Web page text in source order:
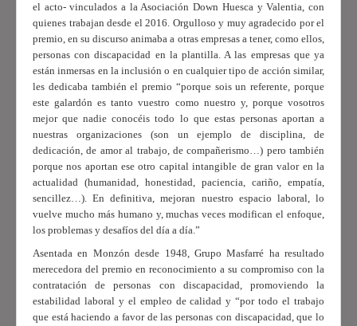
Ver más
el acto- vinculados a la Asociación Down Huesca y Valentia, con
quienes trabajan desde el 2016. Orgulloso y muy agradecido por el
premio, en su discurso animaba a otras empresas a tener, como ellos,
personas con discapacidad en la plantilla. A las empresas que ya
están inmersas en la inclusión o en cualquier tipo de acción similar,
les dedicaba también el premio “porque sois un referente, porque
este galardón es tanto vuestro como nuestro y, porque vosotros
mejor que nadie conocéis todo lo que estas personas aportan a
nuestras organizaciones (son un ejemplo de disciplina, de
dedicación, de amor al trabajo, de compañerismo…) pero también
porque nos aportan ese otro capital intangible de gran valor en la
actualidad (humanidad, honestidad, paciencia, cariño, empatía,
sencillez…). En definitiva, mejoran nuestro espacio laboral, lo
vuelve mucho más humano y, muchas veces modifican el enfoque,
los problemas y desafíos del día a día.”
Asentadaen Monzón desde 1948, Grupo Masfarré ha resultado
merecedora del premio en reconocimiento a su compromiso con la
contratación de personas con discapacidad, promoviendo la
estabilidad laboral y el empleo de calidad y “por todo el trabajo
que está haciendo a favor de las personas con discapacidad, que lo